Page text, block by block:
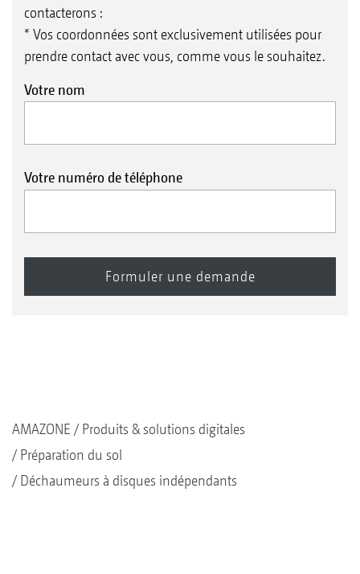
contacterons :
* Vos coordonnées sont exclusivement utilisées pour
prendre contact avec vous, comme vous le souhaitez.
Votre nom
Votre numéro de téléphone
AMAZONE
Produits & solutions digitales
Préparation du sol
Déchaumeurs à disques indépendants